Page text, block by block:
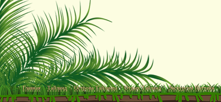
Главная Тайланд Острова Тайланда Отдых Тайланд Экскурсии Паттайя